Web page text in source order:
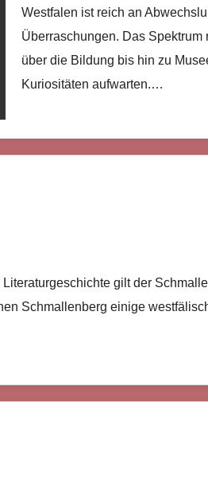
Westfalen ist reich an
Überraschungen. Das Spektrum
über die Bildung bis hin zu
Kuriositäten aufwarten.…
gilt der
Schmallenberg einige